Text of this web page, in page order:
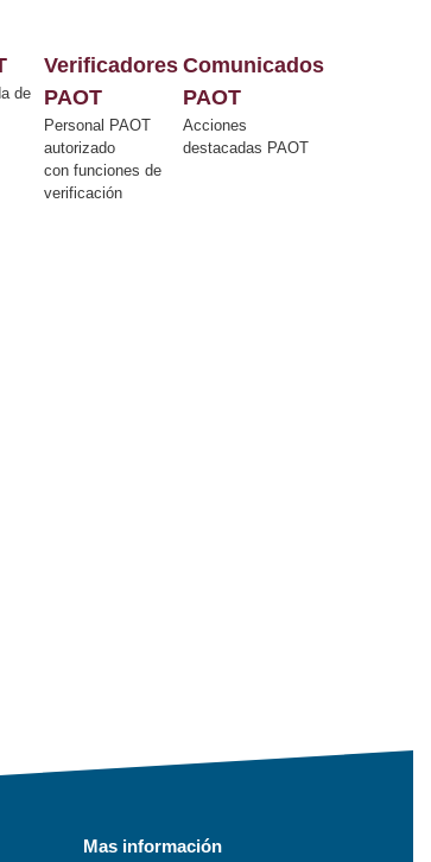
de
Verificadores
PAOT
Personal PAOT
autorizado
con funciones de
verificación
Comunicados
PAOT
Acciones
destacadas PAOT
Mas información